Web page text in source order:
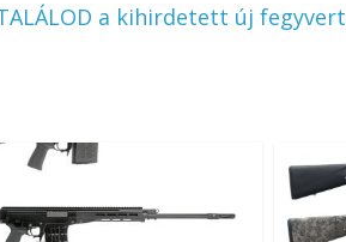
a kihirdetett új